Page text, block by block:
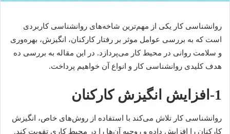
روانشناسی کار یکی از مهم‌ترین شاخه‌های روانشناسی کاربردی
است که به بررسی عوامل موثر بر رفتار کارکنان، انگیزش، بهره‌وری
و سلامت روانی در محیط کار می‌پردازد. در این مقاله به بررسی ده
هدف کلیدی روانشناسی کار و انواع آن خواهیم پرداخت.
1-افزایش انگیزش کارکنان
روانشناسی کار تلاش می‌کند با استفاده از روش‌های خاص، انگیزش
کارکنان را افزایش داده و روحیه آن‌ها را در محیط کاری تقویت کند.